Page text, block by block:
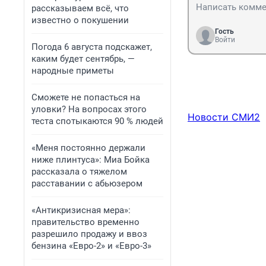
рассказываем всё, что
известно о покушении
Погода 6 августа подскажет,
каким будет сентябрь, —
народные приметы
Сможете не попасться на
уловки? На вопросах этого
теста спотыкаются 90 % людей
«Меня постоянно держали
ниже плинтуса»: Миа Бойка
рассказала о тяжелом
расставании с абьюзером
«Антикризисная мера»:
правительство временно
разрешило продажу и ввоз
бензина «Евро-2» и «Евро-3»
Гость
Войти
Новости СМИ2